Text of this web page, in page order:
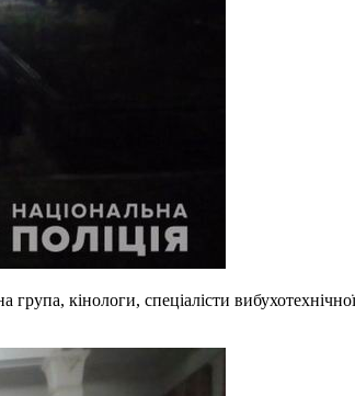
група, кінологи, спеціалісти